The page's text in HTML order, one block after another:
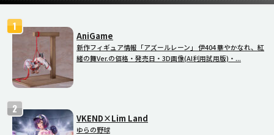
AniGame
新作フィギュア情報「アズールレーン」 伊404 華やかなれ、紅
緒の舞Ver.の価格・発売日・3D画像(AI利用試用版)・...
VKEND×Lim Land
ゆらの野球